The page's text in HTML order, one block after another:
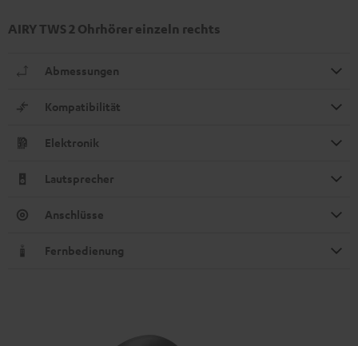
AIRY TWS 2 Ohrhörer einzeln rechts
Abmessungen
Kompatibilität
Elektronik
Lautsprecher
Anschlüsse
Fernbedienung